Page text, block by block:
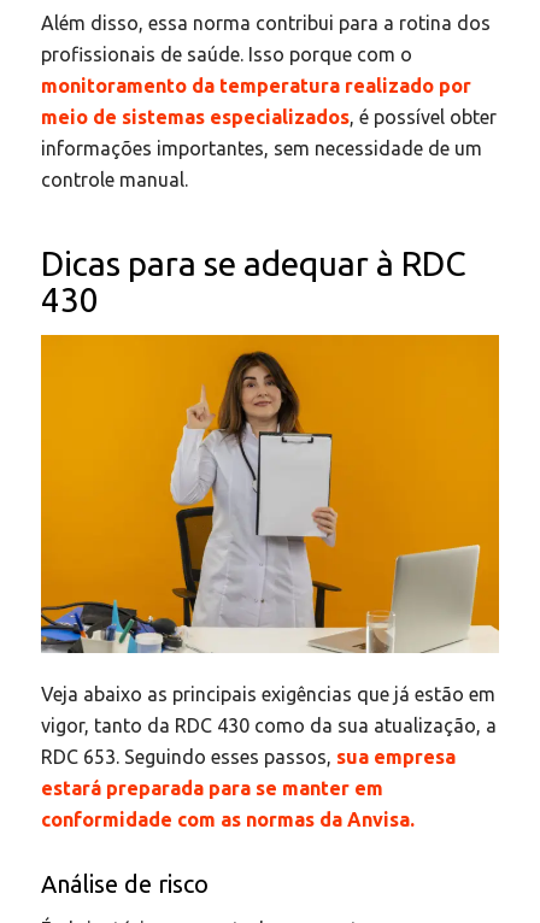
Além disso, essa norma contribui para a rotina dos
profissionais de saúde. Isso porque com o
monitoramento da temperatura realizado por
meio de sistemas especializados, é possível obter
informações importantes, sem necessidade de um
controle manual.
Dicas para se adequar à RDC
430
Veja abaixo as principais exigências que já estão em
vigor, tanto da RDC 430 como da sua atualização, a
RDC 653. Seguindo esses passos, sua empresa
estará preparada para se manter em
conformidade com as normas da Anvisa.
Análise de risco